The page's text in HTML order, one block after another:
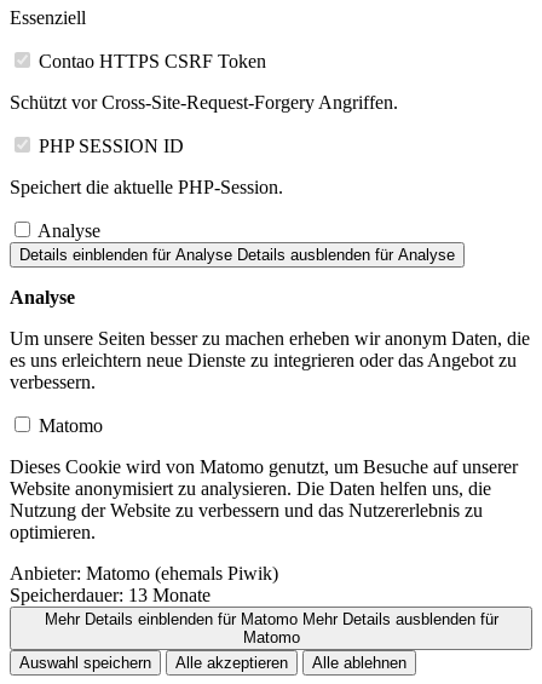
Essenziell
Contao HTTPS CSRF Token
Schützt vor Cross-Site-Request-Forgery Angriffen.
PHP SESSION ID
Speichert die aktuelle PHP-Session.
Analyse
Details einblenden für Analyse Details ausblenden für Analyse
Analyse
Um unsere Seiten besser zu machen erheben wir anonym Daten, die
es uns erleichtern neue Dienste zu integrieren oder das Angebot zu
verbessern.
Matomo
Dieses Cookie wird von Matomo genutzt, um Besuche auf unserer
Website anonymisiert zu analysieren. Die Daten helfen uns, die
Nutzung der Website zu verbessern und das Nutzererlebnis zu
optimieren.
Anbieter: Matomo (ehemals Piwik)
Speicherdauer: 13 Monate
Mehr Details einblendenfür Matomo Mehr Details ausblendenfür
Matomo
Auswahl speichern
Alle akzeptieren Alle ablehnen